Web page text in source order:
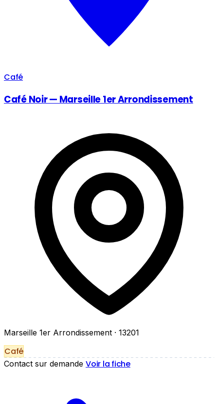
Café
Café Noir — Marseille 1er Arrondissement
Marseille 1er Arrondissement · 13201
Café
Contact sur demande Voir la fiche